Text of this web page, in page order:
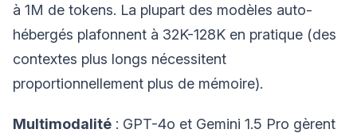
à 1M de tokens. La plupart des modèles auto-
hébergés plafonnent à 32K-128K en pratique (des
contextes plus longs nécessitent
proportionnellement plus de mémoire).
Multimodalité : GPT-4o et Gemini 1.5 Pro gèrent